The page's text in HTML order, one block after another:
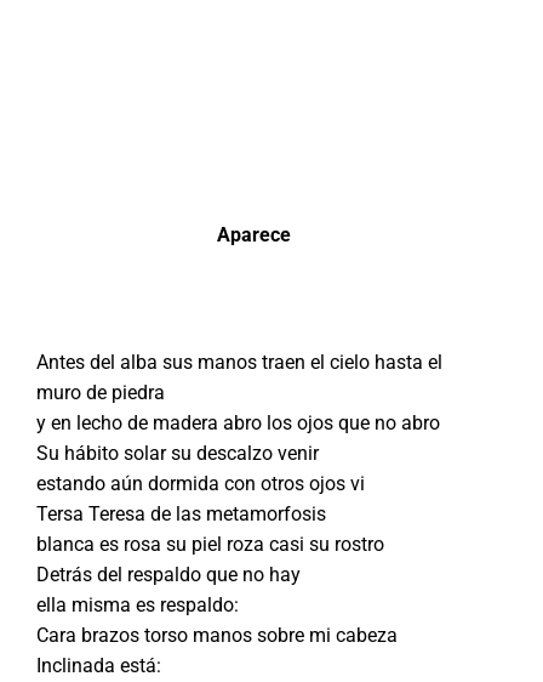
Aparece
Antes del alba sus manos traen el cielo hasta el
muro de piedra
y en lecho de madera abro los ojos que no abro
Su hábito solar su descalzo venir
estando aún dormida con otros ojos vi
Tersa Teresa de las metamorfosis
blanca es rosa su piel roza casi su rostro
Detrás del respaldo que no hay
ella misma es respaldo:
Cara brazos torso manos sobre mi cabeza
Inclinada está: